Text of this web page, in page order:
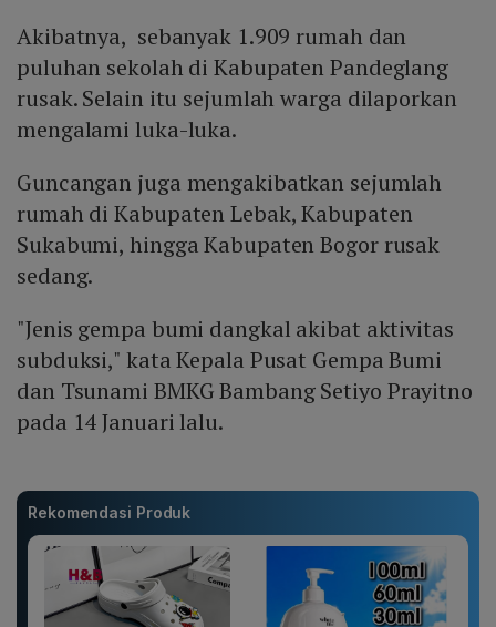
Akibatnya, sebanyak 1.909 rumah dan
puluhan sekolah di Kabupaten Pandeglang
rusak. Selain itu sejumlah warga dilaporkan
mengalami luka-luka.
Guncangan juga mengakibatkan sejumlah
rumah di Kabupaten Lebak, Kabupaten
Sukabumi, hingga Kabupaten Bogor rusak
sedang.
"Jenis gempa bumi dangkal akibat aktivitas
subduksi," kata Kepala Pusat Gempa Bumi
dan Tsunami BMKG Bambang Setiyo Prayitno
pada 14 Januari lalu.
Rekomendasi Produk